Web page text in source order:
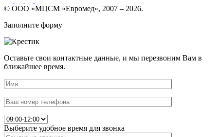
© ООО «МЦСМ «Евромед», 2007 – 2026.
Заполните форму
Оставьте свои контактные данные, и мы перезвоним Вам в
ближайшее время.
Выберите удобное время для звонка